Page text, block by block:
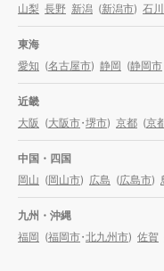
山梨 長野 新潟 (新潟市) 石川
東海
愛知 (名古屋市) 静岡 (静岡市
近畿
大阪 (大阪市・堺市) 京都 (京
中国・四国
岡山 (岡山市) 広島 (広島市)
九州・沖縄
福岡 (福岡市・北九州市) 佐賀